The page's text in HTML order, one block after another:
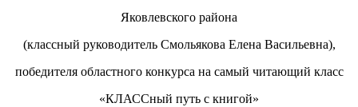
Яковлевского района
(классный руководитель Смольякова Елена Васильевна),
победителя областного конкурса на самый читающий класс
«КЛАССный путь с книгой»